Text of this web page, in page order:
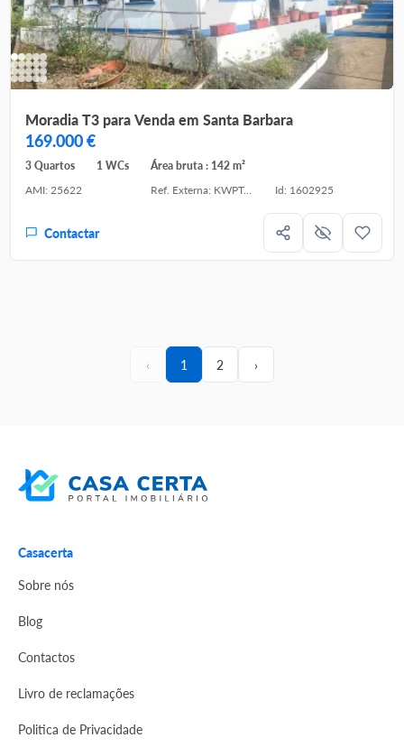
Moradia T3 para Venda em Santa Barbara
169.000 €
3 Quartos 1 WCs
Área bruta : 142 m²
AMI: 25622
Ref. Externa: KWPT-027539 Id: 1602925
Contactar
‹ 1 2 ›
Casacerta
Sobre nós
Blog
Contactos
Livro de reclamações
Politica de Privacidade